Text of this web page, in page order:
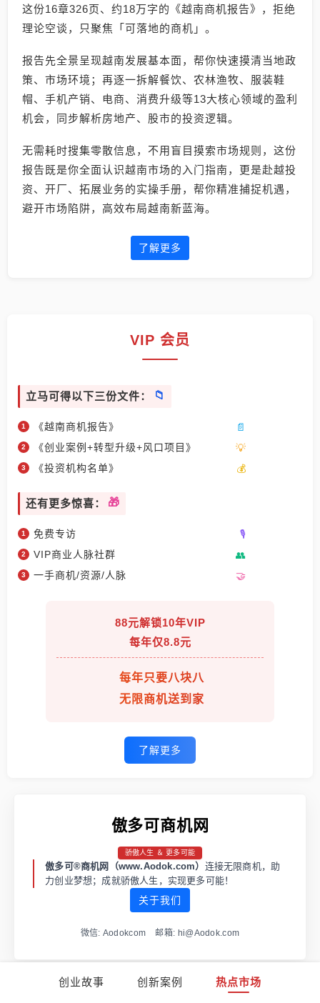
创业故事 创新案例 热点市场
这份16章326页、约18万字的《越南商机报告》，拒绝
理论空谈，只聚焦「可落地的商机」。
报告先全景呈现越南发展基本面，帮你快速摸清当地政
策、市场环境；再逐一拆解餐饮、农林渔牧、服装鞋
帽、手机产销、电商、消费升级等13大核心领域的盈利
机会，同步解析房地产、股市的投资逻辑。
无需耗时搜集零散信息，不用盲目摸索市场规则，这份
报告既是你全面认识越南市场的入门指南，更是赴越投
资、开厂、拓展业务的实操手册，帮你精准捕捉机遇，
避开市场陷阱，高效布局越南新蓝海。
了解更多
VIP 会员
立马可得以下三份文件：
《越南商机报告》
《创业案例+转型升级+风口项目》
《投资机构名单》
还有更多惊喜：
免费专访
VIP商业人脉社群
一手商机/资源/人脉
88元解锁10年VIP
每年仅8.8元
每年只要八块八
无限商机送到家
了解更多
傲多可商机网
骄傲人生 ＆ 更多可能
傲多可®商机网（www.Aodok.com） 连接无限商机，助
力创业梦想；成就骄傲人生，实现更多可能！
关于我们
微信: Aodokcom 邮箱: hi@Aodok.com
渝ICP备2021001973号-1